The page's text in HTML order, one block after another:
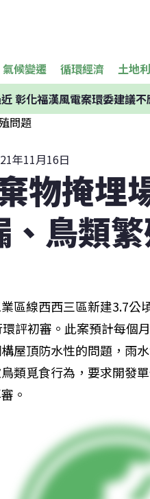
氣候變遷 循環經濟 土地
彰化福漢風電案環委建議
年11月16日
物掩埋
鳥類
區線西西三區新建3.7
環評初審。此案預計每
屋頂防水性的問題，雨
類覓食行為，要求開發
。